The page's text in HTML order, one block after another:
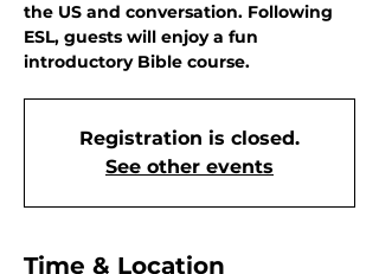
the US and conversation. Following
ESL, guests will enjoy a fun
introductory Bible course.
Registration is closed.
See other events
Time & Location